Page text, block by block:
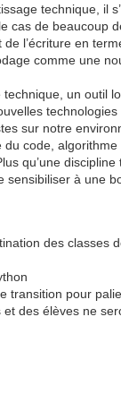
technique, il
cas de beaucoup
de l’écriture en
comme une
un outil
sur notre
code,
qu’une
sensibiliser à une
des classes
transition pour
des élèves ne